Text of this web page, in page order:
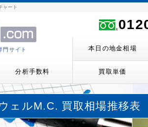
ャート
門サイト 本日の地金相場
分析手数料 買取単価
ェルM.C. 買取相場推移表